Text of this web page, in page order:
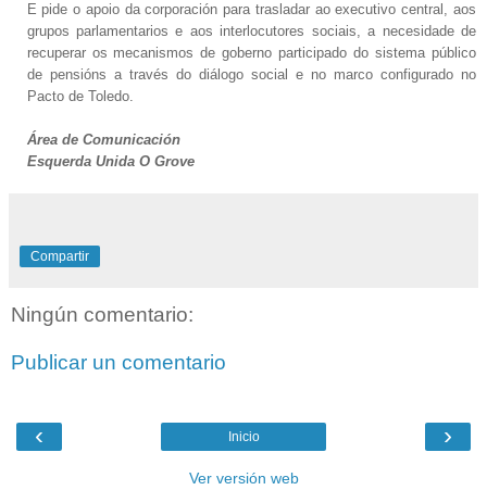
E pide o apoio da corporación para trasladar ao executivo central, aos
grupos parlamentarios e aos interlocutores sociais, a necesidade de
recuperar os mecanismos de goberno participado do sistema público
de pensións a través do diálogo social e no marco configurado no
Pacto de Toledo.
Área de Comunicación
Esquerda Unida O Grove
Compartir
Ningún comentario:
Publicar un comentario
‹ ›
Inicio
Ver versión web